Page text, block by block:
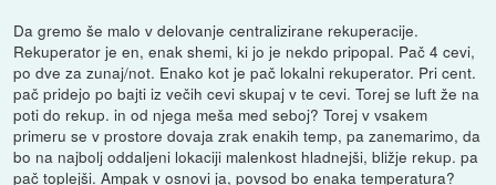
Da gremo še malo v delovanje centralizirane rekuperacije.
Rekuperator je en, enak shemi, ki jo je nekdo pripopal. Pač 4 cevi,
po dve za zunaj/not. Enako kot je pač lokalni rekuperator. Pri cent.
pač pridejo po bajti iz večih cevi skupaj v te cevi. Torej se luft že na
poti do rekup. in od njega meša med seboj? Torej v vsakem
primeru se v prostore dovaja zrak enakih temp, pa zanemarimo, da
bo na najbolj oddaljeni lokaciji malenkost hladnejši, bližje rekup. pa
pač toplejši. Ampak v osnovi ja, povsod bo enaka temperatura?